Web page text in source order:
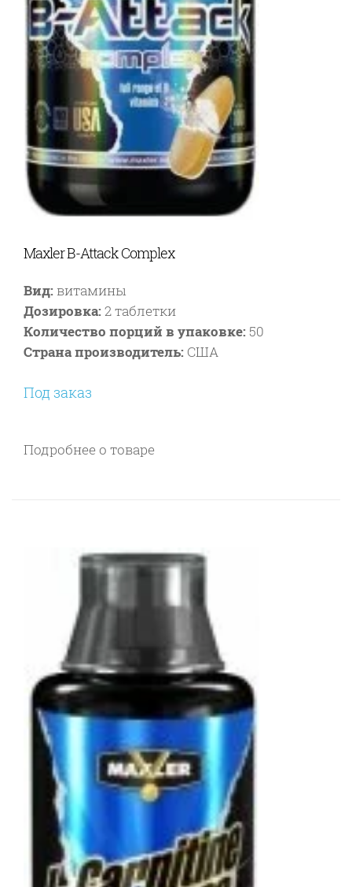
Maxler B-Attack Complex
Вид: витамины
Дозировка:2 таблетки
Количество порций в упаковке: 50
Страна производитель: США
Под заказ
Подробнее о товаре